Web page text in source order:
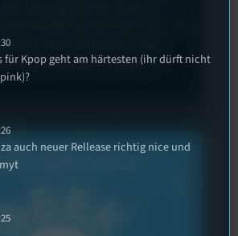
und Modell Héloïse erzählt wird. Wie
Musik und Stille, so viel
und warum wirkt der Film
für Kpop geht am härtesten (ihr dürft nicht
auch neuer Rellease richtig nice und